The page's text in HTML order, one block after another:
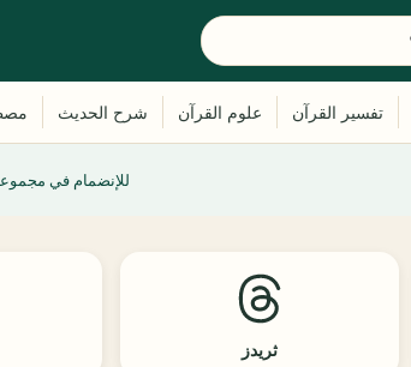
للإنضمام في
ثريدز